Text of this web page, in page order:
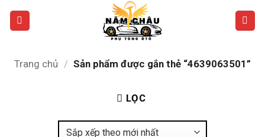
Trang chủ / Sản phẩm được gắn thẻ “4639063501”
LỌC